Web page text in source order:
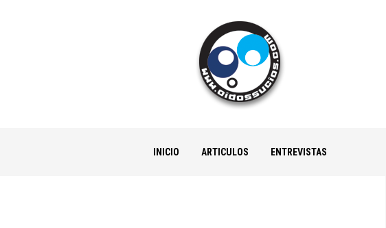
INICIO ARTICULOS ENTREVISTAS